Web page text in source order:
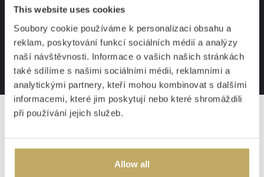
This website uses cookies
Soubory cookie používáme k personalizaci obsahu a
reklam, poskytování funkcí sociálních médií a analýzy
naší návštěvnosti. Informace o vašich našich stránkách
také sdílíme s našimi sociálními médii, reklamními a
analytickými partnery, kteří mohou kombinovat s dalšími
informacemi, které jim poskytují nebo které shromáždili
při používání jejich služeb.
Allow all
5 BIS 10 JAHRE GARANTIE
TRADITION SEIT 1881